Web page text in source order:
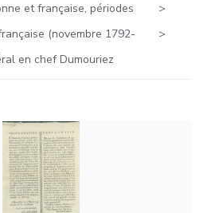
et française, périodes
(novembre 1792-
en chef Dumouriez